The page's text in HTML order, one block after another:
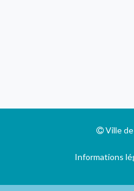
Ville
Informations